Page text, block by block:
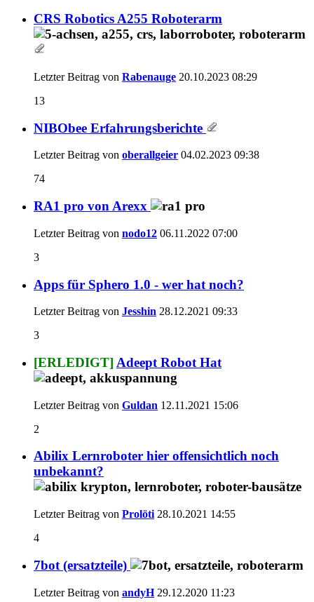
CRS Robotics A255 Roboterarm
Letzter Beitrag von Rabenauge 20.10.2023 08:29
13
NIBObee Erfahrungsberichte
Letzter Beitrag von oberallgeier 04.02.2023 09:38
74
RA1 pro von Arexx
Letzter Beitrag von nodo12 06.11.2022 07:00
3
Apps für Sphero 1.0 - wer hat noch?
Letzter Beitrag von Jesshin 28.12.2021 09:33
3
[ERLEDIGT] Adeept Robot Hat
Letzter Beitrag von Guldan 12.11.2021 15:06
2
Abilix Lernroboter hier offensichtlich noch
unbekannt?
Letzter Beitrag von Prolöti 28.10.2021 14:55
4
7bot (ersatzteile)
Letzter Beitrag von andyH29.12.2020 11:23